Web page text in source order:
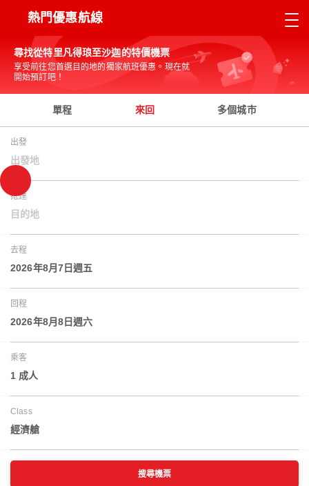
熱門優惠航線
尋找從特里凡得琅至沙迦的特價機票
享受前往您首選目的地的獨家航班優惠。現在就
開始預訂吧！
單程 來回 多個城市
出發
出發地
抵達
目的地
去程
2026年8月7日週五
回程
2026年8月8日週六
乘客
1 成人
Class
經濟艙
搜尋機票